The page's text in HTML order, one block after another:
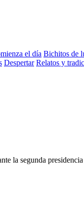
el día Bichitos de
Despertar Relatos y
la segunda